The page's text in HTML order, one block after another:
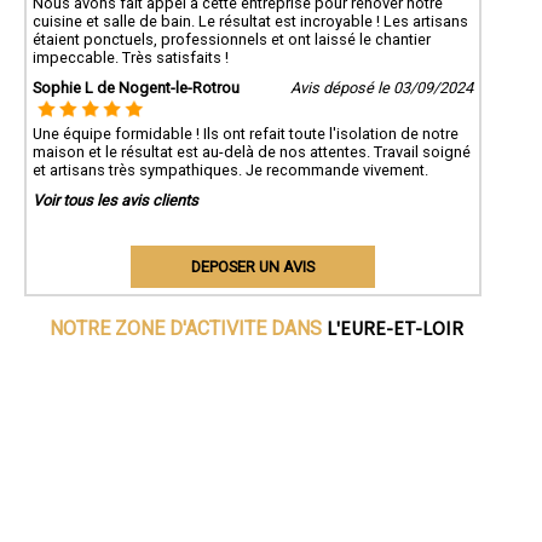
cuisine et salle de bain. Le résultat est incroyable ! Les artisans
étaient ponctuels, professionnels et ont laissé le chantier
impeccable. Très satisfaits !
Sophie L de Nogent-le-Rotrou
Avis déposé le 03/09/2024
Une équipe formidable ! Ils ont refait toute l'isolation de notre
maison et le résultat est au-delà de nos attentes. Travail soigné
et artisans très sympathiques. Je recommande vivement.
Voir tous les avis clients
DEPOSER UN AVIS
NOTRE ZONE D'ACTIVITE DANS L'EURE-ET-LOIR